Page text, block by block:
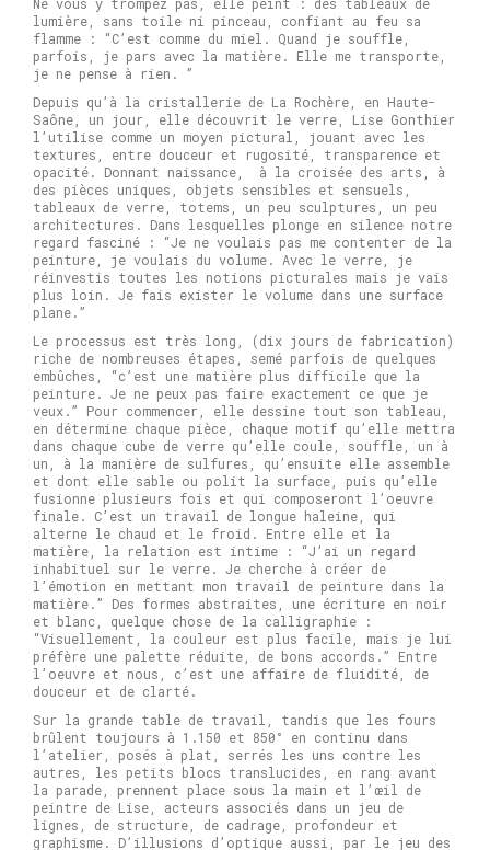
lumière, sans toile ni pinceau, confiant au feu sa
flamme : “C’est comme du miel. Quand je souffle,
parfois, je pars avec la matière. Elle me transporte,
je ne pense à rien. ”
Depuis qu’à la cristallerie de La Rochère, en Haute-
Saône, un jour, elle découvrit le verre, Lise Gonthier
l’utilise comme un moyen pictural, jouant avec les
textures, entre douceur et rugosité, transparence et
opacité. Donnant naissance, à la croisée des arts, à
des pièces uniques, objets sensibles et sensuels,
tableaux de verre, totems, un peu sculptures, un peu
architectures. Dans lesquelles plonge en silence notre
regard fasciné : “Je ne voulais pas me contenter de la
peinture, je voulais du volume. Avec le verre, je
réinvestis toutes les notions picturales mais je vais
plus loin. Je fais exister le volume dans une surface
plane.”
Le processus est très long, (dix jours de fabrication)
riche de nombreuses étapes, semé parfois de quelques
embûches, “c’est une matière plus difficile que la
peinture. Je ne peux pas faire exactement ce que je
veux.” Pour commencer, elle dessine tout son tableau,
en détermine chaque pièce, chaque motif qu’elle mettra
dans chaque cube de verre qu’elle coule, souffle, un à
un, à la manière de sulfures, qu’ensuite elle assemble
et dont elle sable ou polit la surface, puis qu’elle
fusionne plusieurs fois et qui composeront l’oeuvre
finale. C’est un travail de longue haleine, qui
alterne le chaud et le froid. Entre elle et la
matière, la relation est intime : “J’ai un regard
inhabituel sur le verre. Je cherche à créer de
l’émotion en mettant mon travail de peinture dans la
matière.” Des formes abstraites, une écriture en noir
et blanc, quelque chose de la calligraphie :
“Visuellement, la couleur est plus facile, mais je lui
préfère une palette réduite, de bons accords.” Entre
l’oeuvre et nous, c’est une affaire de fluidité, de
douceur et de clarté.
Sur la grande table de travail, tandis que les fours
brûlent toujours à 1.150 et 850° en continu dans
l’atelier, posés à plat, serrés les uns contre les
autres, les petits blocs translucides, en rang avant
la parade, prennent place sous la main et l’œil de
peintre de Lise, acteurs associés dans un jeu de
lignes, de structure, de cadrage, profondeur et
graphisme. D’illusions d’optique aussi, par le jeu des